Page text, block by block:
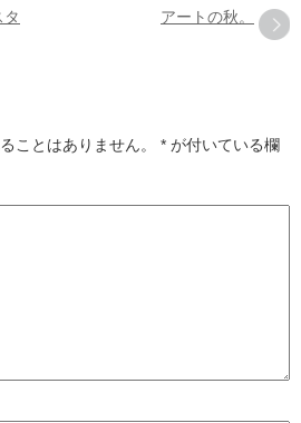
アートの秋。
ことはありません。
* が付いている欄